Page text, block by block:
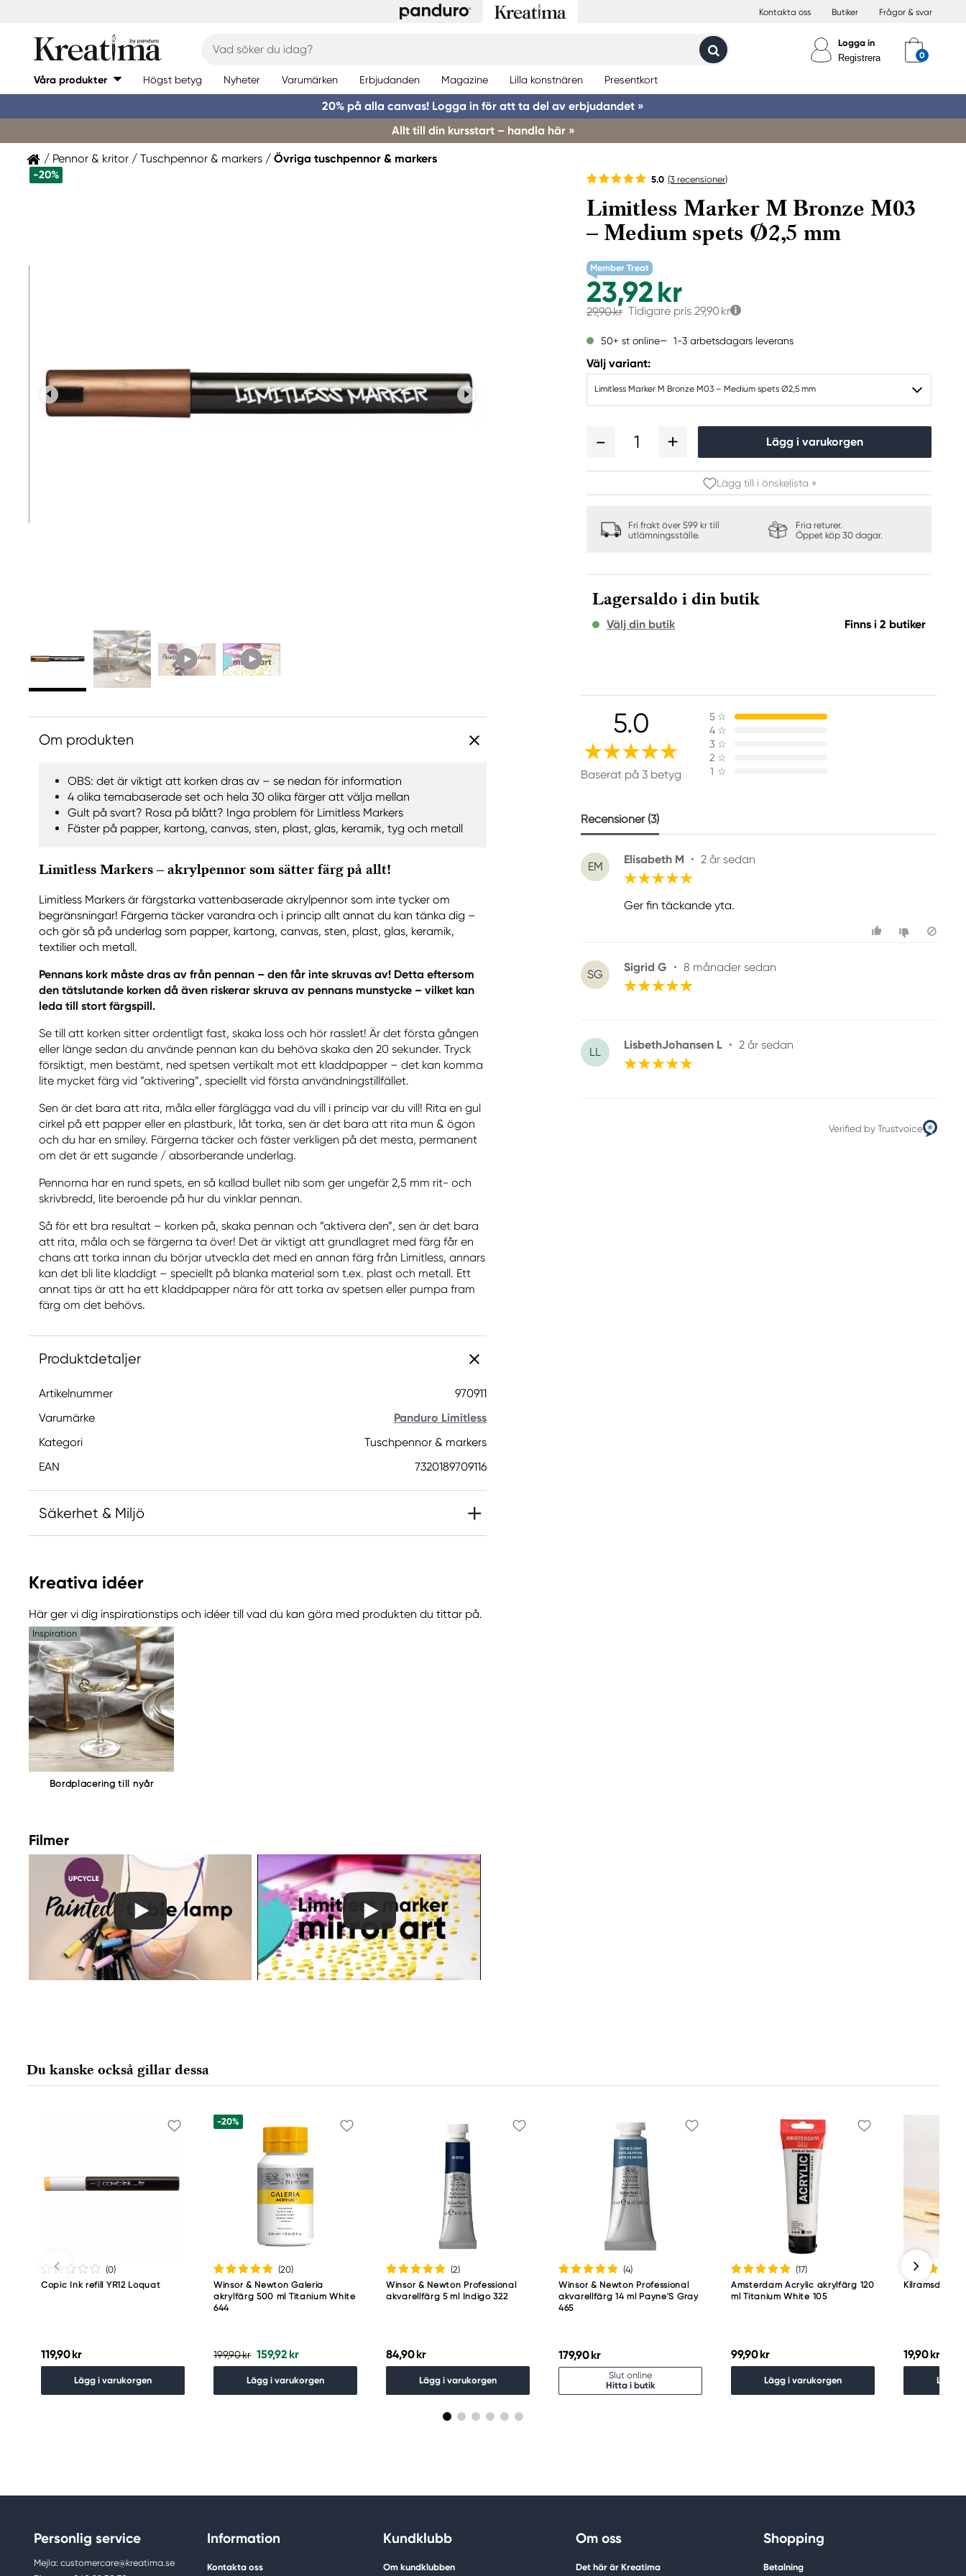
Kontakta oss Butiker Frågor & svar
Logga in
Registrera
Våra produkter Högst betyg Nyheter Varumärken Erbjudanden Magazine Lilla konstnären Presentkort
20% på alla canvas! Logga in för att ta del av erbjudandet »
Allt till din kursstart – handla här »
Pennor & kritor Tuschpennor & markers Övriga tuschpennor & markers
-20%
Visa mig mer inspiration
5.0 (3 recensioner)
Limitless Marker M Bronze M03
– Medium spets Ø2,5 mm
Member Treat
23,92 kr
29,90 kr Tidigare pris 29,90 kr
50+ st online 1-3 arbetsdagars leverans
Välj variant:
Limitless Marker M Bronze M03 – Medium spets Ø2,5 mm
1 Lägg i varukorgen
Lägg till i önskelista »
Fri frakt över 599 kr till
utlämningsställe.
Fria returer.
Öppet köp 30 dagar.
Lagersaldo i din butik
Välj din butik Finns i 2 butiker
Om produkten
OBS: det är viktigt att korken dras av – se nedan för information
4 olika temabaserade set och hela 30 olika färger att välja mellan
Gult på svart? Rosa på blått? Inga problem för Limitless Markers
Fäster på papper, kartong, canvas, sten, plast, glas, keramik, tyg och metall
Limitless Markers – akrylpennor som sätter färg på allt!
Limitless Markers är färgstarka vattenbaserade akrylpennor som inte tycker om
begränsningar! Färgerna täcker varandra och i princip allt annat du kan tänka dig –
och gör så på underlag som papper, kartong, canvas, sten, plast, glas, keramik,
textilier och metall.
Pennans kork måste dras av från pennan – den får inte skruvas av! Detta eftersom
den tätslutande korken då även riskerar skruva av pennans munstycke – vilket kan
leda till stort färgspill.
Se till att korken sitter ordentligt fast, skaka loss och hör rasslet! Är det första gången
eller länge sedan du använde pennan kan du behöva skaka den 20 sekunder. Tryck
försiktigt, men bestämt, ned spetsen vertikalt mot ett kladdpapper – det kan komma
lite mycket färg vid ”aktivering”, speciellt vid första användningstillfället.
Sen är det bara att rita, måla eller färglägga vad du vill i princip var du vill! Rita en gul
cirkel på ett papper eller en plastburk, låt torka, sen är det bara att rita mun & ögon
och du har en smiley. Färgerna täcker och fäster verkligen på det mesta, permanent
om det är ett sugande / absorberande underlag.
Pennorna har en rund spets, en så kallad bullet nib som ger ungefär 2,5 mm rit- och
skrivbredd, lite beroende på hur du vinklar pennan.
Så för ett bra resultat – korken på, skaka pennan och ”aktivera den”, sen är det bara
att rita, måla och se färgerna ta över! Det är viktigt att grundlagret med färg får en
chans att torka innan du börjar utveckla det med en annan färg från Limitless, annars
kan det bli lite kladdigt – speciellt på blanka material som t.ex. plast och metall. Ett
annat tips är att ha ett kladdpapper nära för att torka av spetsen eller pumpa fram
färg om det behövs.
Produktdetaljer
Artikelnummer
970911
Varumärke
Panduro Limitless
Kategori
Tuschpennor & markers
EAN
7320189709116
Säkerhet & Miljö
Panduro Limitless
205 14 Malmö, Sweden
www.panduro.com
+46 (04) 22 30 70
5.0
Baserat på 3 betyg
5 ☆
4 ☆
3 ☆
2 ☆
1 ☆
Recensioner (3)
EM
Elisabeth M • 2 år sedan
Ger fin täckande yta.
SG
Sigrid G • 8 månader sedan
LL
LisbethJohansen L • 2 år sedan
Verified by Trustvoice
Kreativa idéer
Här ger vi dig inspirationstips och idéer till vad du kan göra med produkten du tittar på.
Inspiration
Bordplacering till nyår
Filmer
Du kanske också gillar dessa
(0)
Copic Ink refill YR12 Loquat
119,90 kr
Lägg i varukorgen
-20%
(20)
Winsor & Newton Galeria
akrylfärg 500 ml Titanium White
644
199,90 kr 159,92 kr
Lägg i varukorgen
(2)
Winsor & Newton Professional
akvarellfärg 5 ml Indigo 322
84,90 kr
Lägg i varukorgen
(4)
Winsor & Newton Professional
akvarellfärg 14 ml Payne'S Gray
465
179,90 kr
Slut online
Hitta i butik
(17)
Amsterdam Acrylic akrylfärg 120
ml Titanium White 105
99,90 kr
Lägg i varukorgen
Kilramsdelar
19,90 kr
Lägg i
Personlig service
Mejla: customercare@kreatima.se
Information
Kontakta oss
Kundklubb
Om kundklubben
Om oss
Det här är Kreatima
Shopping
Betalning